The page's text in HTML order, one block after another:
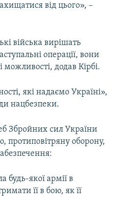
від цього», –
війська вирішать
операції, вони
можливості, додав Кірбі.
які надаємо Україні»,
нацбезпеки.
Збройних сил України
протиповітряну оборону,
будь-якої армії в
її в бою, як її